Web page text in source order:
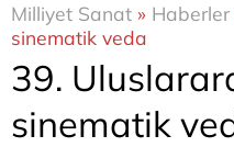
Milliyet Sanat » Haberler
sinematik veda
39.
sinematik